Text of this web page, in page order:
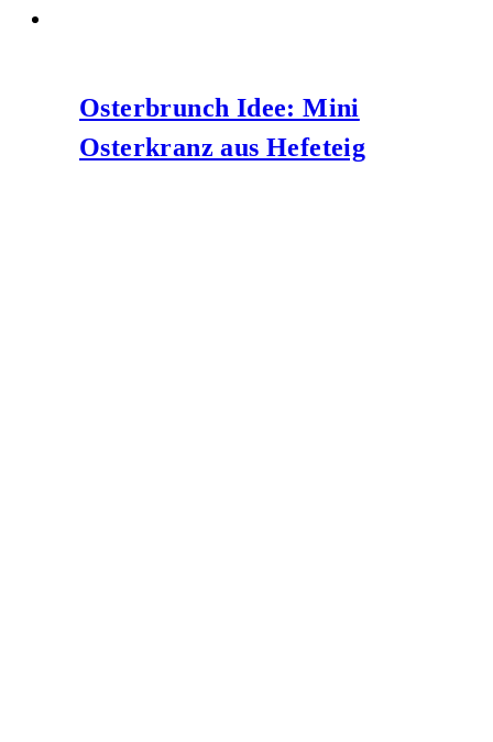
Osterbrunch Idee: Mini
Osterkranz aus Hefeteig